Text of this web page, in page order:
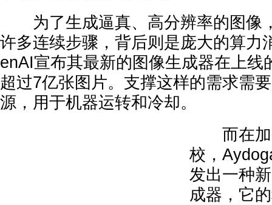
为了生成逼真、高分辨率的图像
许多连续步骤，背后则是庞大的算力
enAI宣布其最新的图像生成器在上线
超过7亿张图片。支撑这样的需求需
源，用于机器运转和冷却。
而在加
校，
发出一种
成器，它